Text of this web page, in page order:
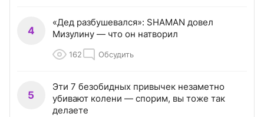
4
«Дед разбушевался»: SHAMAN довел
Мизулину — что он натворил
162 Обсудить
5
Эти 7 безобидных привычек незаметно
убивают колени — спорим, вы тоже так
делаете